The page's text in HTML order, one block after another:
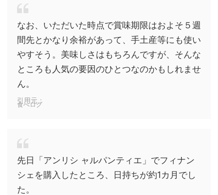
なお、いただいた時点で賞味期限はおよそ５週
間先とかなり余裕があって、手土産等にも使い
やすそう。美味しさはもちろんですが、そんな
ところも人気の要因のひとつなのかもしれませ
ん。
引用元：
食べログ
先日「アンリシ ャルパンティエ」でフィナン
シェを購入したところ、日持ちが約1カ月でし
た。